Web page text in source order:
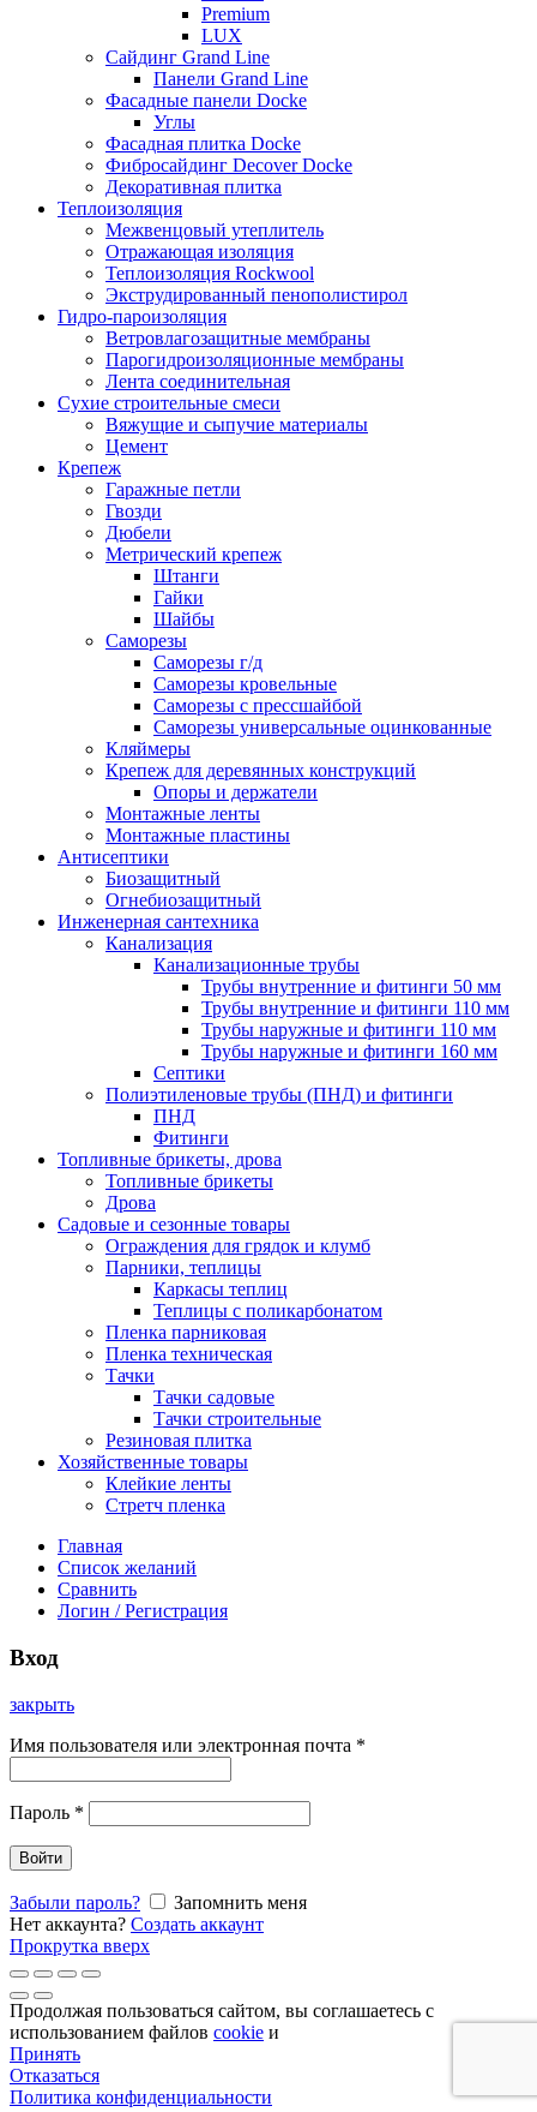
Premium
LUX
Сайдинг Grand Line
Панели Grand Line
Фасадные панели Docke
Углы
Фасадная плитка Docke
Фибросайдинг Decover Docke
Декоративная плитка
Теплоизоляция
Межвенцовый утеплитель
Отражающая изоляция
Теплоизоляция Rockwool
Экструдированный пенополистирол
Гидро-пароизоляция
Ветровлагозащитные мембраны
Парогидроизоляционные мембраны
Лента соединительная
Сухие строительные смеси
Вяжущие и сыпучие материалы
Цемент
Крепеж
Гаражные петли
Гвозди
Дюбели
Метрический крепеж
Штанги
Гайки
Шайбы
Саморезы
Саморезы г/д
Саморезы кровельные
Саморезы с прессшайбой
Саморезы универсальные оцинкованные
Кляймеры
Крепеж для деревянных конструкций
Опоры и держатели
Монтажные ленты
Монтажные пластины
Антисептики
Биозащитный
Огнебиозащитный
Инженерная сантехника
Канализация
Канализационные трубы
Трубы внутренние и фитинги 50 мм
Трубы внутренние и фитинги 110 мм
Трубы наружные и фитинги 110 мм
Трубы наружные и фитинги 160 мм
Септики
Полиэтиленовые трубы (ПНД) и фитинги
ПНД
Фитинги
Топливные брикеты, дрова
Топливные брикеты
Дрова
Садовые и сезонные товары
Ограждения для грядок и клумб
Парники, теплицы
Каркасы теплиц
Теплицы с поликарбонатом
Пленка парниковая
Пленка техническая
Тачки
Тачки садовые
Тачки строительные
Резиновая плитка
Хозяйственные товары
Клейкие ленты
Стретч пленка
Главная
Список желаний
Сравнить
Логин / Регистрация
Вход
закрыть
Имя пользователя или электронная почта *
Пароль *
Войти
Забыли пароль?
Запомнить меня
Нет аккаунта? Создать аккаунт
Прокрутка вверх
Продолжая пользоваться сайтом, вы соглашаетесь с
использованием файлов cookie и
Принять
Отказаться
Политика конфиденциальности